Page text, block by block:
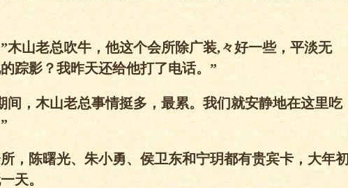
木山老总吹牛，他这个会所除广装,々好一些，平淡无
踪影？我昨天还给他打了电话。”
间，木山老总事情挺多，最累。我们就安静地在这里吃
，陈曙光、朱小勇、侯卫东和宁玥都有贵宾卡，大年初
天。